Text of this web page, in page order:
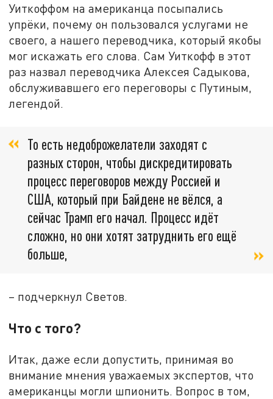
Уиткоффом на американца посыпались
упрёки, почему он пользовался услугами не
своего, а нашего переводчика, который якобы
мог искажать его слова. Сам Уиткофф в этот
раз назвал переводчика Алексея Садыкова,
обслуживавшего его переговоры с Путиным,
легендой.
То есть недоброжелатели заходят с
разных сторон, чтобы дискредитировать
процесс переговоров между Россией и
США, который при Байдене не вёлся, а
сейчас Трамп его начал. Процесс идёт
сложно, но они хотят затруднить его ещё
больше,
– подчеркнул Светов.
Что с того?
Итак, даже если допустить, принимая во
внимание мнения уважаемых экспертов, что
американцы могли шпионить. Вопрос в том,